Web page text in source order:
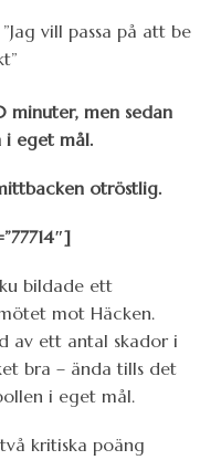
minuter, men sedan
i eget mål.
otröstlig.
bildade ett
mot Häcken.
av ett antal skador i
bra – ända tills det
i eget mål.
kritiska poäng